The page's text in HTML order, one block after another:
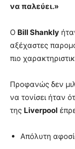
να παλεύει.»
Ο Bill Shankly
αξέχαστες
πιο
Προφανώς δεν
να τονίσει ήταν
της Liverpool
Απόλυτη